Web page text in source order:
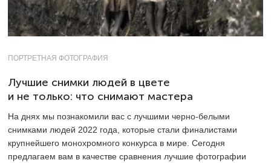
ПОРТРЕТНАЯ ФОТОГРАФИЯ
Лучшие снимки людей в цвете
и не только: что снимают мастера
На днях мы познакомили вас с лучшими черно-белыми
снимками людей 2022 года, которые стали финалистами
крупнейшего монохромного конкурса в мире. Сегодня
предлагаем вам в качестве сравнения лучшие фотографии